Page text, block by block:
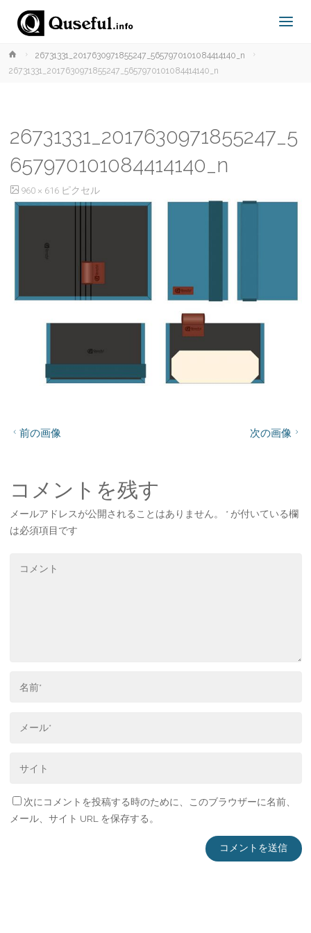
ホ
ー
26731331_2017630971855247_5657970101084414140_n
26731331_2017630971855247_5657970101084414140_n
26731331_2017630971855247_5
657970101084414140_n
フ
ル
960 × 616 ピクセル
前の画像 次の画像
コメントを残す
メールアドレスが公開されることはありません。 * が付いている欄
は必須項目です
次にコメントを投稿する時のために、このブラウザーに名前、
メール、サイト URL を保存する。